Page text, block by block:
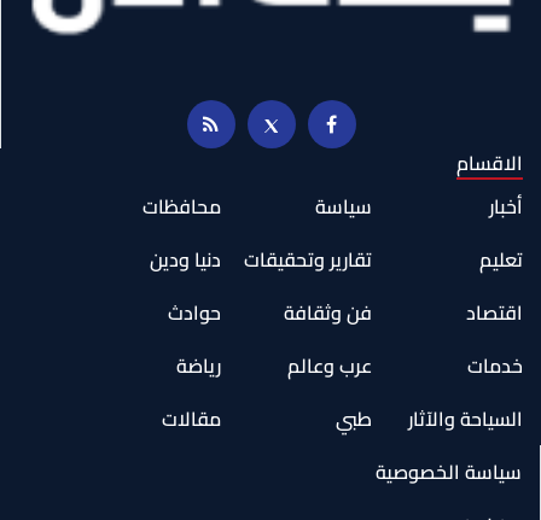
الاقسام
أخبار
سياسة
محافظات
تعليم
تقارير وتحقيقات
دنيا ودين
اقتصاد
فن وثقافة
حوادث
خدمات
عرب وعالم
رياضة
السياحة والآثار
طبي
مقالات
سياسة الخصوصية